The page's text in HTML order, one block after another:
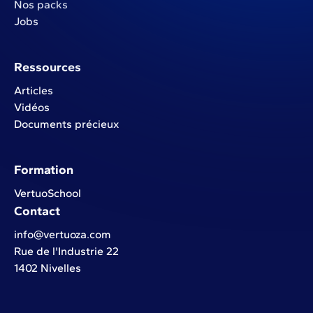
Nos packs
Jobs
Ressources
Articles
Vidéos
Documents précieux
Formation
VertuoSchool
Contact
info@vertuoza.com
Rue de l'Industrie 22
1402 Nivelles